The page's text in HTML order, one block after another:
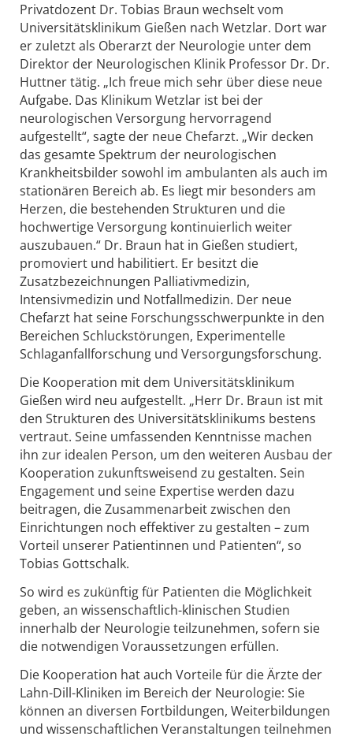
Privatdozent Dr. Tobias Braun wechselt vom
Universitätsklinikum Gießen nach Wetzlar. Dort war
er zuletzt als Oberarzt der Neurologie unter dem
Direktor der Neurologischen Klinik Professor Dr. Dr.
Huttner tätig. „Ich freue mich sehr über diese neue
Aufgabe. Das Klinikum Wetzlar ist bei der
neurologischen Versorgung hervorragend
aufgestellt“, sagte der neue Chefarzt. „Wir decken
das gesamte Spektrum der neurologischen
Krankheitsbilder sowohl im ambulanten als auch im
stationären Bereich ab. Es liegt mir besonders am
Herzen, die bestehenden Strukturen und die
hochwertige Versorgung kontinuierlich weiter
auszubauen.“ Dr. Braun hat in Gießen studiert,
promoviert und habilitiert. Er besitzt die
Zusatzbezeichnungen Palliativmedizin,
Intensivmedizin und Notfallmedizin. Der neue
Chefarzt hat seine Forschungsschwerpunkte in den
Bereichen Schluckstörungen, Experimentelle
Schlaganfallforschung und Versorgungsforschung.
Die Kooperation mit dem Universitätsklinikum
Gießen wird neu aufgestellt. „Herr Dr. Braun ist mit
den Strukturen des Universitätsklinikums bestens
vertraut. Seine umfassenden Kenntnisse machen
ihn zur idealen Person, um den weiteren Ausbau der
Kooperation zukunftsweisend zu gestalten. Sein
Engagement und seine Expertise werden dazu
beitragen, die Zusammenarbeit zwischen den
Einrichtungen noch effektiver zu gestalten – zum
Vorteil unserer Patientinnen und Patienten“, so
Tobias Gottschalk.
So wird es zukünftig für Patienten die Möglichkeit
geben, an wissenschaftlich-klinischen Studien
innerhalb der Neurologie teilzunehmen, sofern sie
die notwendigen Voraussetzungen erfüllen.
Die Kooperation hat auch Vorteile für die Ärzte der
Lahn-Dill-Kliniken im Bereich der Neurologie: Sie
können an diversen Fortbildungen, Weiterbildungen
und wissenschaftlichen Veranstaltungen teilnehmen